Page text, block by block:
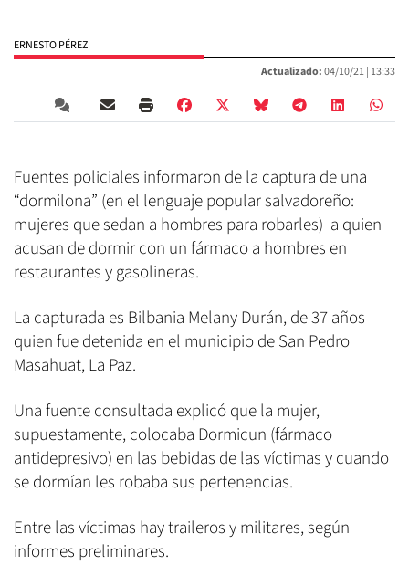
ERNESTO PÉREZ
Actualizado:04/10/21 | 13:33
Fuentes policiales informaron de la captura de una
“dormilona” (en el lenguaje popular salvadoreño:
mujeres que sedan a hombres para robarles) a quien
acusan de dormir con un fármaco a hombres en
restaurantes y gasolineras.
La capturada es Bilbania Melany Durán, de 37 años
quien fue detenida en el municipio de San Pedro
Masahuat, La Paz.
Una fuente consultada explicó que la mujer,
supuestamente, colocaba Dormicun (fármaco
antidepresivo) en las bebidas de las víctimas y cuando
se dormían les robaba sus pertenencias.
Entre las víctimas hay traileros y militares, según
informes preliminares.